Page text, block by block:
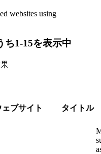
websites using
ち1-15を表示中
ェブサイト タイトル